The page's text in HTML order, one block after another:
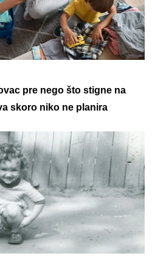
pre nego što stigne na
skoro niko ne planira